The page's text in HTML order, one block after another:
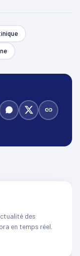
des
en temps réel.